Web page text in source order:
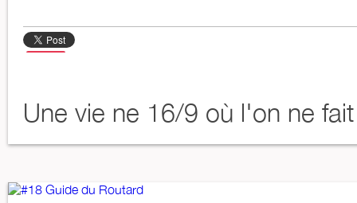
Une vie ne 16/9 où l'on ne